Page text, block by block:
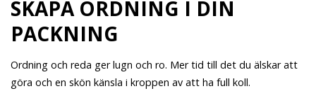
SKAPA ORDNING I DIN
PACKNING
Ordning och reda ger lugn och ro. Mer tid till det du älskar att
göra och en skön känsla i kroppen av att ha full koll.